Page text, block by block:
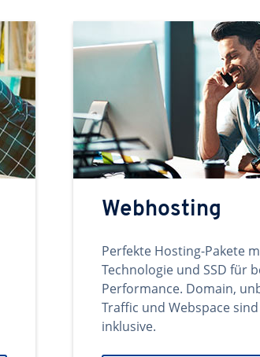
Webhosting
Perfekte Hosting-Pakete
Technologie und SSD für
Performance. Domain,
Traffic und Webspace
inklusive.